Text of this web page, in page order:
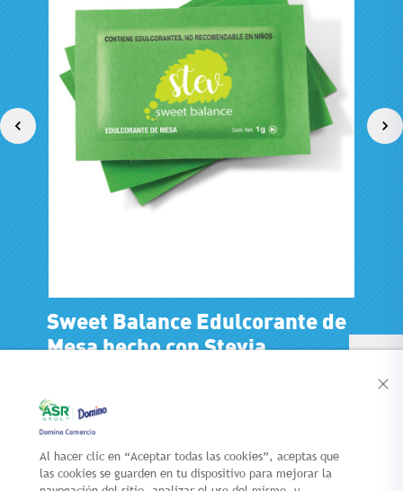
Sweet Balance Edulcorante de
Mesa hecho con Stevia
CONTACTO
NUEVOS
LANZAMIENTOS
Al hacer clic en “Aceptar todas las cookies”, aceptas que
las cookies se guarden en tu dispositivo para mejorar la